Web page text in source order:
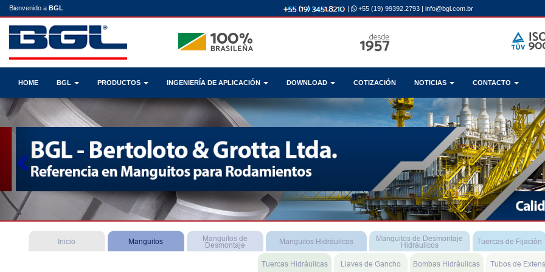
Bienvenido a BGL | +55 (19) 99392.2793 | info@bgl.com.br
HOME BGL PRODUCTOS INGENIERÍA DE APLICACIÓN DOWNLOAD COTIZACIÓN NOTICIAS CONTACTO
Previous